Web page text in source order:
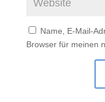
Name, E-Mail-
Browser für meinen